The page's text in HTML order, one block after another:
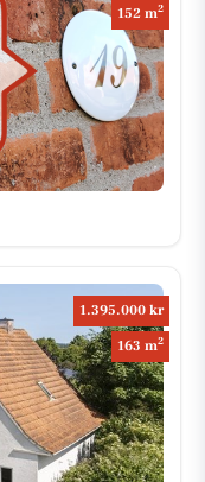
152 m2
1.395.000 kr
163 m2